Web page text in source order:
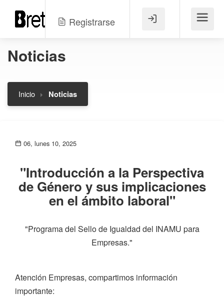
Registrarse Menú
Noticias
Inicio Noticias
06, lunes 10, 2025
"Introducción a la Perspectiva
de Género y sus implicaciones
en el ámbito laboral"
"Programa del Sello de Igualdad del INAMU para
Empresas."
Atención Empresas, compartimos información
importante: